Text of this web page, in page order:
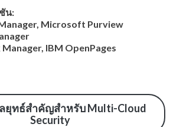
น:
Microsoft Purview
Manager, IBM OpenPages
ยุทธ์สำคัญสำหรับ Multi-Cloud
Security